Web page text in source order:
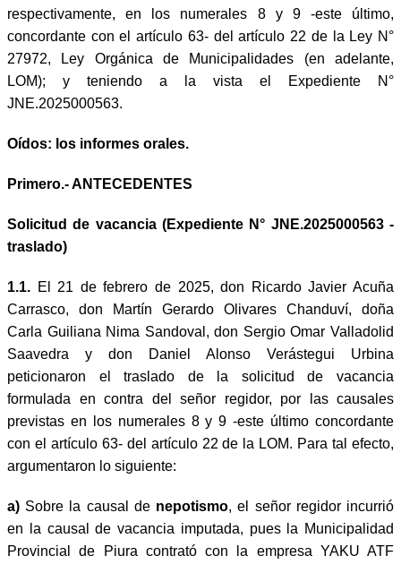
respectivamente, en los numerales 8 y 9 -este último,
concordante con el artículo 63- del artículo 22 de la Ley N°
27972, Ley Orgánica de Municipalidades (en adelante,
LOM); y teniendo a la vista el Expediente N°
JNE.2025000563.
Oídos: los informes orales.
Primero.- ANTECEDENTES
Solicitud de vacancia (Expediente N° JNE.2025000563 -
traslado)
1.1. El 21 de febrero de 2025, don Ricardo Javier Acuña
Carrasco, don Martín Gerardo Olivares Chanduví, doña
Carla Guiliana Nima Sandoval, don Sergio Omar Valladolid
Saavedra y don Daniel Alonso Verástegui Urbina
peticionaron el traslado de la solicitud de vacancia
formulada en contra del señor regidor, por las causales
previstas en los numerales 8 y 9 -este último concordante
con el artículo 63- del artículo 22 de la LOM. Para tal efecto,
argumentaron lo siguiente:
a) Sobre la causal de nepotismo, el señor regidor incurrió
en la causal de vacancia imputada, pues la Municipalidad
Provincial de Piura contrató con la empresa YAKU ATF